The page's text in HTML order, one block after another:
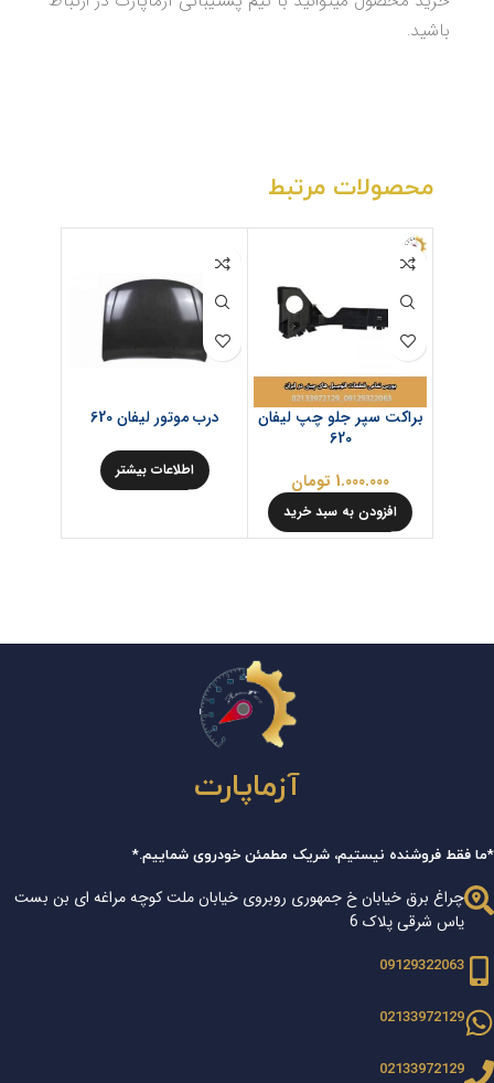
باشید.
محصولات مرتبط
براکت سپر جلو چپ لیفان
620
1.000.000 تومان
افزودن به سبد خرید
درب موتور لیفان 620
اطلاعات بیشتر
آزماپارت
*ما فقط فروشنده نیستیم، شریک مطمئن خودروی شماییم.*
چراغ برق خیابان خ جمهوری روبروی خیابان ملت کوچه مراغه ای بن بست
یاس شرقی پلاک 6
09129322063
02133972129
02133972129